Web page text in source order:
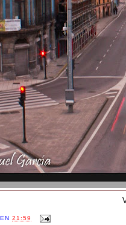
EN21:59